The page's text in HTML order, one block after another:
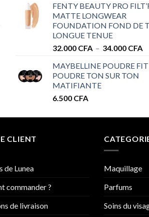
à
FENTY BEAUTY PRO
MATTE LONGWEAR
FOUNDATION FOND DE
LONGUE TENUE
32.000 CFA – 34.000 CFA
MAYBELLINE POUDRE
POUDRE TON SUR TON
MATIFIANTE
6.500 CFA
CLIENT
de Lunea
commander ?
de livraison
Maquillage
Parfums
Soins du